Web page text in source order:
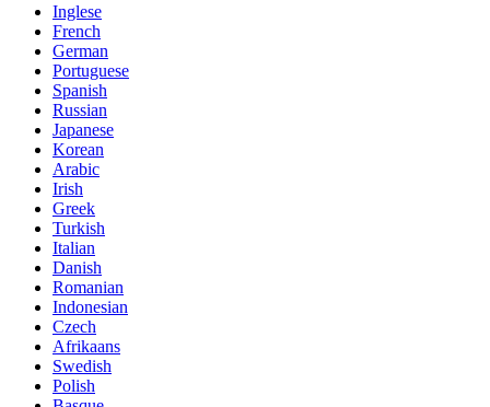
Inglese
French
German
Portuguese
Spanish
Russian
Japanese
Korean
Arabic
Irish
Greek
Turkish
Italian
Danish
Romanian
Indonesian
Czech
Afrikaans
Swedish
Polish